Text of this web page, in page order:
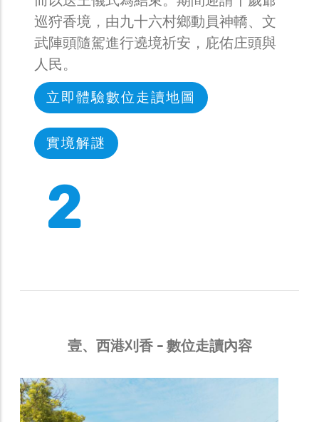
巡狩香境，由九十六村鄉動員神轎、文
武陣頭隨駕進行遶境祈安，庇佑庄頭與
人民。
立即體驗數位走讀地圖
實境解謎
3
壹、 西港刈香 - 數位走讀內容